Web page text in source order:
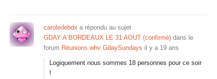
caroledebdx a répondu au sujet
GDAY A BORDEAUX LE 31 AOUT (confirmé) dans le
forum Réunions whv GdaySundays il y a 19 ans
Logiquement nous sommes 18 personnes pour ce soir
!